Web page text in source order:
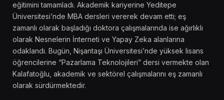
eğitimini tamamladı. Akademik kariyerine Yeditepe
Üniversitesi’nde MBA dersleri vererek devam etti; eş
zamanlı olarak başladığı doktora çalışmalarında ise ağırlıklı
olarak Nesnelerin İnterneti ve Yapay Zeka alanlarına
odaklandı. Bugün, Nişantaşı Üniversitesi’nde yüksek lisans
öğrencilerine “Pazarlama Teknolojileri” dersi vermekte olan
Kalafatoğlu, akademik ve sektörel çalışmalarını eş zamanlı
olarak sürdürmektedir.